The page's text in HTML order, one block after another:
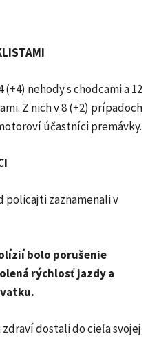
nehody s chodcami a 12
Z nich v 8 (+2) prípadoch
účastníci premávky.
policajti zaznamenali v
bolo porušenie
rýchlosť jazdy a
dostali do cieľa svojej